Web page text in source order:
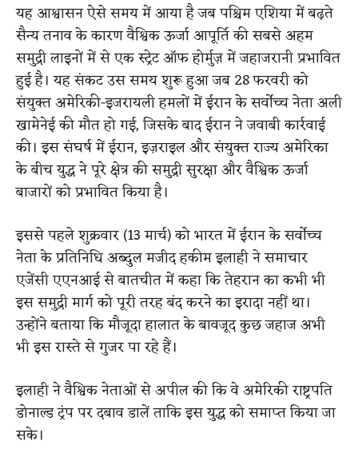
यह आश्वासन ऐसे समय में आया है जब पश्चिम एशिया में बढ़ते
सैन्य तनाव के कारण वैश्विक ऊर्जा आपूर्ति की सबसे अहम
समुद्री लाइनों में से एक स्ट्रेट ऑफ होर्मुज़ में जहाजरानी प्रभावित
हुई है। यह संकट उस समय शुरू हुआ जब 28 फरवरी को
संयुक्त अमेरिकी-इजरायली हमलों में ईरान के सर्वोच्च नेता अली
खामेनेई की मौत हो गई, जिसके बाद ईरान ने जवाबी कार्रवाई
की। इस संघर्ष में ईरान, इज़राइल और संयुक्त राज्य अमेरिका
के बीच युद्ध ने पूरे क्षेत्र की समुद्री सुरक्षा और वैश्विक ऊर्जा
बाजारों को प्रभावित किया है।
इससे पहले शुक्रवार (13 मार्च) को भारत में ईरान के सर्वोच्च
नेता के प्रतिनिधि अब्दुल मजीद हकीम इलाही ने समाचार
एजेंसी एएनआई से बातचीत में कहा कि तेहरान का कभी भी
इस समुद्री मार्ग को पूरी तरह बंद करने का इरादा नहीं था।
उन्होंने बताया कि मौजूदा हालात के बावजूद कुछ जहाज अभी
भी इस रास्ते से गुजर पा रहे हैं।
इलाही ने वैश्विक नेताओं से अपील की कि वे अमेरिकी राष्ट्रपति
डोनाल्ड ट्रंप पर दबाव डालें ताकि इस युद्ध को समाप्त किया जा
सके।